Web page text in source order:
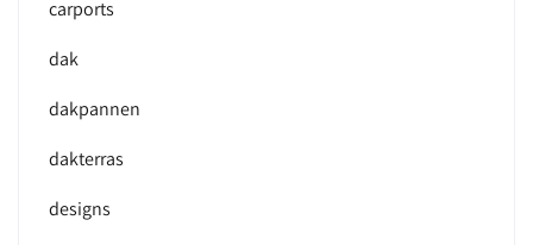
carports
dak
dakpannen
dakterras
designs